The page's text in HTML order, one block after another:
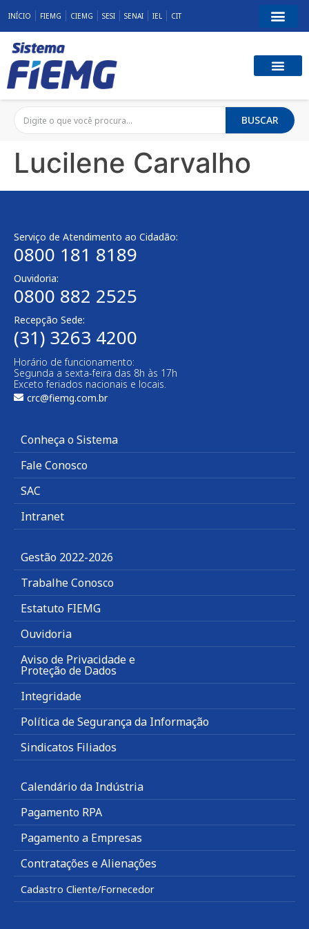
INÍCIO FIEMG CIEMG SESI SENAI IEL CIT
BUSCAR
Lucilene Carvalho
Serviço de Atendimento ao Cidadão:
0800 181 8189
Ouvidoria:
0800 882 2525​
Recepção Sede:
(31) 3263 4200
Horário de funcionamento:
Segunda a sexta-feira das 8h às 17h
Exceto feriados nacionais e locais.
crc@fiemg.com.br
Conheça o Sistema
Fale Conosco
SAC
Intranet
Gestão 2022-2026
Trabalhe Conosco
Estatuto FIEMG
Ouvidoria
Aviso de Privacidade e
Proteção de Dados
Integridade
Política de Segurança da Informação
Sindicatos Filiados
Calendário da Indústria
Pagamento RPA
Pagamento a Empresas
Contratações e Alienações
Cadastro Cliente/Fornecedor